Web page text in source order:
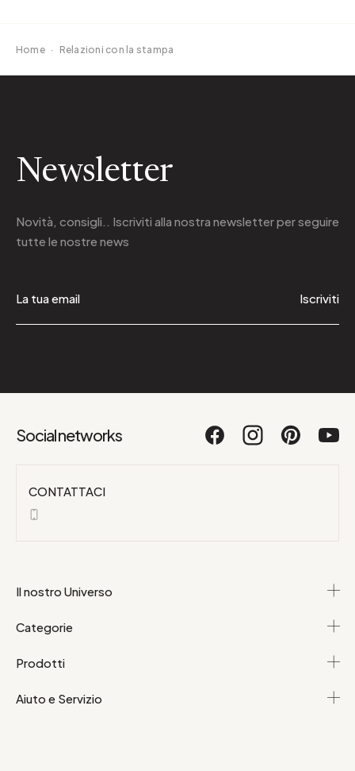
Home · Relazioni con la stampa
Newsletter
Novità, consigli.. Iscriviti alla nostra newsletterper seguire
tutte le nostre news
Iscriviti
Social networks
CONTATTACI
Il nostro Universo
Categorie
Prodotti
Aiuto e Servizio